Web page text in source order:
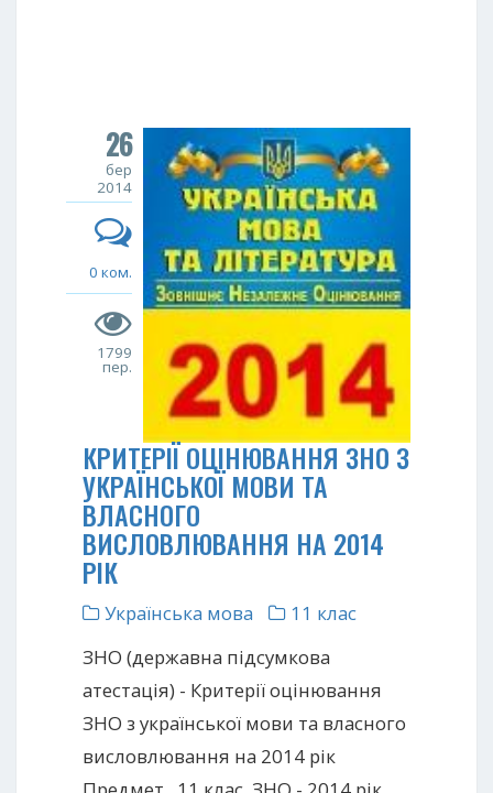
26
бер
2014
0 ком.
1799
пер.
КРИТЕРІЇ ОЦІНЮВАННЯ ЗНО З
УКРАЇНСЬКОЇ МОВИ ТА
ВЛАСНОГО
ВИСЛОВЛЮВАННЯ НА 2014
РІК
Українська мова
11 клас
ЗНО (державна підсумкова
атестація) - Критерії оцінювання
ЗНО з української мови та власного
висловлювання на 2014 рік